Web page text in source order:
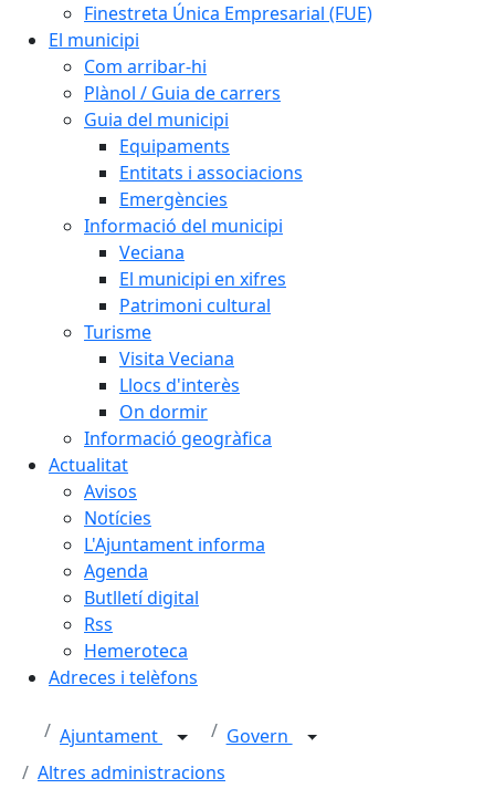
Finestreta Única Empresarial (FUE)
El municipi
Com arribar-hi
Plànol / Guia de carrers
Guia del municipi
Equipaments
Entitats i associacions
Emergències
Informació del municipi
Veciana
El municipi en xifres
Patrimoni cultural
Turisme
Visita Veciana
Llocs d'interès
On dormir
Informació geogràfica
Actualitat
Avisos
Notícies
L'Ajuntament informa
Agenda
Butlletí digital
Rss
Hemeroteca
Adreces i telèfons
Ajuntament
Govern
Altres administracions